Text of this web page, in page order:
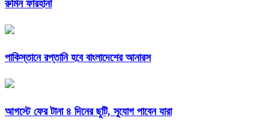
রুমিন ফারহানা
পাকিস্তানে রপ্তানি হবে বাংলাদেশের আনারস
আগস্টে ফের টানা ৪ দিনের ছুটি, সুযোগ পাবেন যারা